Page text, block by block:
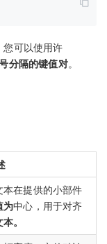
您可以使用许
分隔的键值对。
在提供的小部件
为中心，用于对齐
。